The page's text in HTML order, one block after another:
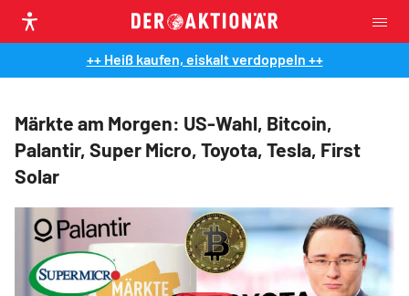
++ Heiß kaufen, eiskalt verdoppeln ++
Märkte am Morgen: US-Wahl, Bitcoin,
Palantir, Super Micro, Toyota, Tesla, First
Solar